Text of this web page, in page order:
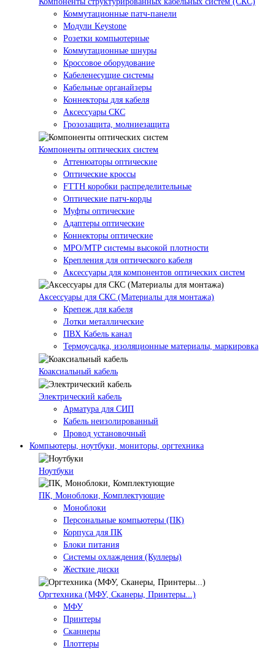
Коммутационные патч-панели
Модули Keystone
Розетки компьютерные
Коммутационные шнуры
Кроссовое оборудование
Кабеленесущие системы
Кабельные органайзеры
Коннекторы для кабеля
Аксессуары СКС
Грозозащита, молниезащита
Компоненты оптических систем
Аттенюаторы оптические
Оптические кроссы
FTTH коробки распределительные
Оптические патч-корды
Муфты оптические
Адаптеры оптические
Коннекторы оптические
MPO/MTP системы высокой плотности
Крепления для оптического кабеля
Аксессуары для компонентов оптических систем
Аксессуары для СКС (Материалы для монтажа)
Крепеж для кабеля
Лотки металлические
ПВХ Кабель канал
Термоусадка, изоляционные материалы, маркировка
Коаксиальный кабель
Электрический кабель
Арматура для СИП
Кабель неизолированный
Провод установочный
Компьютеры, ноутбуки, мониторы, оргтехника
Ноутбуки
ПК, Моноблоки, Комплектующие
Моноблоки
Персональные компьютеры (ПК)
Корпуса для ПК
Блоки питания
Системы охлаждения (Куллеры)
Жесткие диски
Оргтехника (МФУ, Сканеры, Принтеры...)
МФУ
Принтеры
Сканнеры
Плоттеры